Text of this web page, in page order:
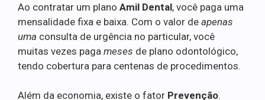
Ao contratar um plano Amil Dental, você paga uma
mensalidade fixa e baixa. Com o valor de apenas
uma consulta de urgência no particular, você
muitas vezes paga meses de plano odontológico,
tendo cobertura para centenas de procedimentos.
Além da economia, existe o fator Prevenção.